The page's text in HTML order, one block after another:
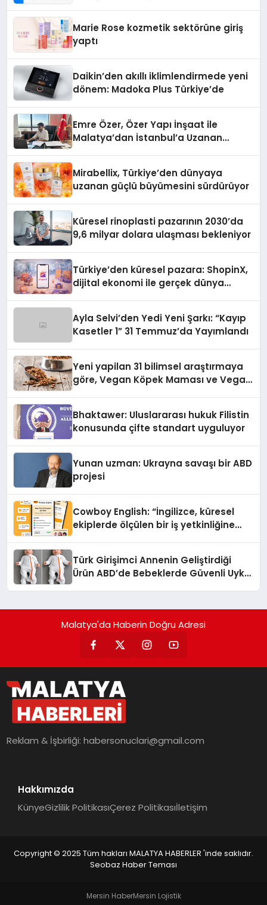
Marie Rose kozmetik sektörüne giriş
yaptı
Daikin’den akıllı iklimlendirmede yeni
dönem: Madoka Plus Türkiye’de
Emre Özer, Özer Yapı İnşaat ile
Malatya’dan İstanbul’a Uzanan
Mirabellix, Türkiye’den dünyaya
uzanan güçlü büyümesini sürdürüyor
Küresel rinoplasti pazarının 2030’da
9,6 milyar dolara ulaşması bekleniyor
Türkiye’den küresel pazara: ShopinX,
dijital ekonomi ile gerçek dünya
Ayla Selvi’den Yedi Yeni Şarkı: “Kayıp
Kasetler 1” 31 Temmuz’da Yayımlandı
Yeni yapilan 31 bilimsel araştırmaya
göre, Vegan Köpek Maması ve Vegan
Bhaktawer: Uluslararası hukuk Filistin
konusunda çifte standart uyguluyor
Yunan uzman: Ukrayna savaşı bir ABD
projesi
Cowboy English: “İngilizce, küresel
ekiplerde ölçülen bir iş yetkinliğine
Türk Girişimci Annenin Geliştirdiği
Ürün ABD’de Bebeklerde Güvenli Uyku
Malatya'da Haberin Doğru Adresi
Reklam & İşbirliği:habersonuclari@gmail.com
Hakkımızda
KünyeGizlilik PolitikasıÇerez Politikasıİletişim
Copyright © 2025 Tüm hakları MALATYA HABERLER 'inde saklıdır.
Seobaz Haber Teması
Mersin HaberMersin Lojistik